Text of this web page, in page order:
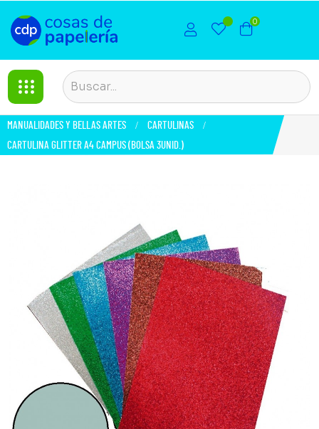
0
MANUALIDADES Y BELLAS ARTES
CARTULINAS
CARTULINA GLITTER A4 CAMPUS (BOLSA 3UNID.)